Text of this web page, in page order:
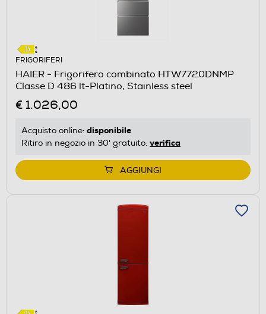
FRIGORIFERI
HAIER - Frigorifero combinato HTW7720DNMP
Classe D 486 lt-Platino, Stainless steel
€ 1.026,00
Acquisto online: disponibile
Ritiro in negozio in 30' gratuito: verifica
AGGIUNGI